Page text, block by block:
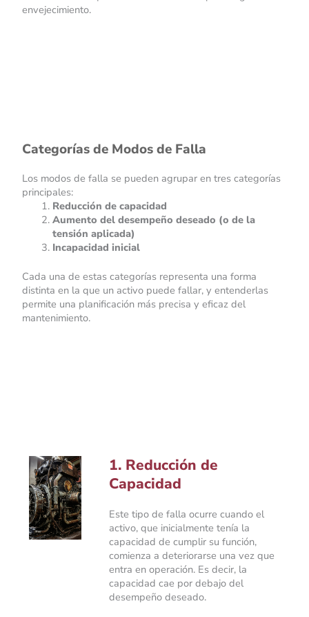
envejecimiento.
Categorías de Modos de Falla
Los modos de falla se pueden agrupar en tres categorías
principales:
Reducción de capacidad
Aumento del desempeño deseado (o de la
tensión aplicada)
Incapacidad inicial
Cada una de estas categorías representa una forma
distinta en la que un activo puede fallar, y entenderlas
permite una planificación más precisa y eficaz del
mantenimiento.
1. Reducción de
Capacidad
Este tipo de falla ocurre cuando el
activo, que inicialmente tenía la
capacidad de cumplir su función,
comienza a deteriorarse una vez que
entra en operación. Es decir, la
capacidad cae por debajo del
desempeño deseado.